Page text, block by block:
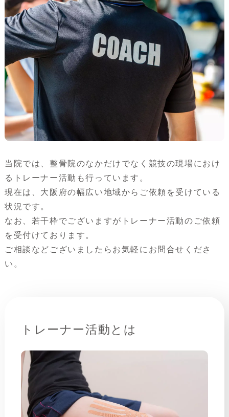
当院では、整骨院のなかだけでなく競技の現場におけ
るトレーナー活動も行っています。
現在は、大阪府の幅広い地域からご依頼を受けている
状況です。
なお、若干枠でございますがトレーナー活動のご依頼
を受付けております。
ご相談などございましたらお気軽にお問合せくださ
い。
トレーナー活動とは